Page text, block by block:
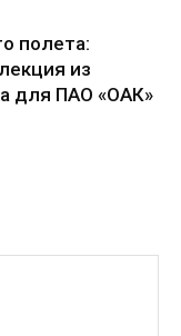
полета:
из
для ПАО «ОАК»